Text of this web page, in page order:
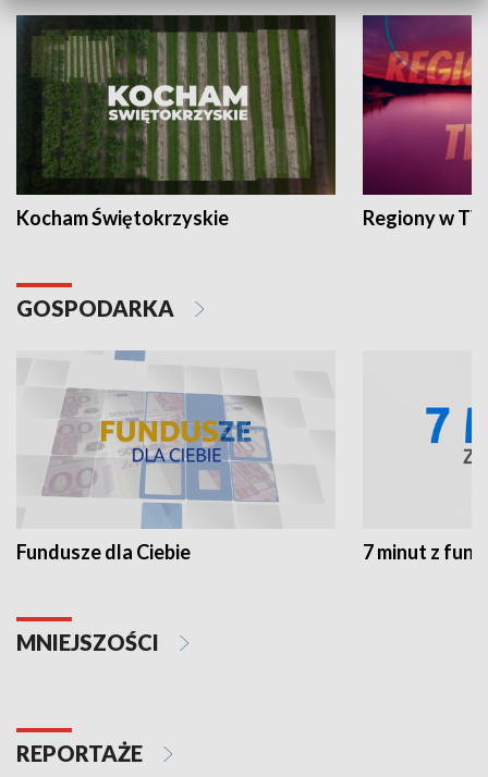
Kocham Świętokrzyskie Regiony w
GOSPODARKA
Fundusze dla Ciebie 7 minut z
MNIEJSZOŚCI
REPORTAŻE